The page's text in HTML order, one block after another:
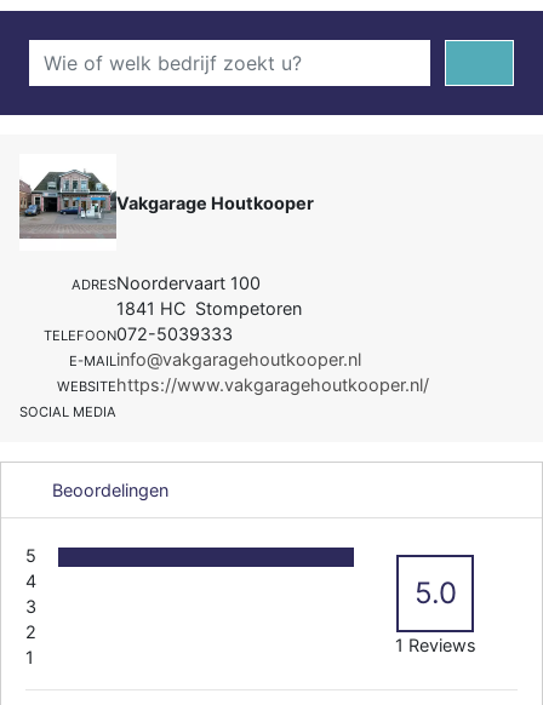
Vakgarage Houtkooper
ADRESNoordervaart 100
1841 HC Stompetoren
TELEFOON072-5039333
E-MAILinfo@vakgaragehoutkooper.nl
WEBSITEhttps://www.vakgaragehoutkooper.nl/
SOCIAL MEDIA
Beoordelingen
5
4
3
2
1
5.0
1 Reviews